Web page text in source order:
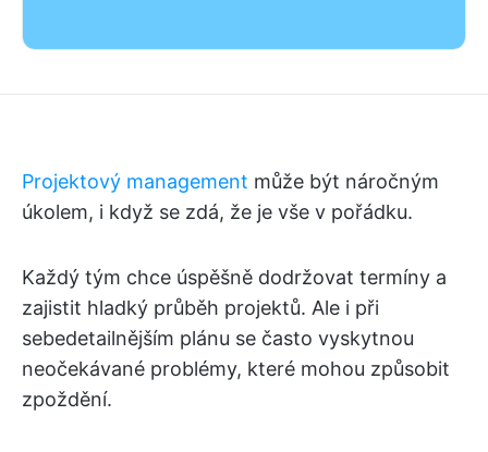
Projektový management může být náročným
úkolem, i když se zdá, že je vše v pořádku.
Každý tým chce úspěšně dodržovat termíny a
zajistit hladký průběh projektů. Ale i při
sebedetailnějším plánu se často vyskytnou
neočekávané problémy, které mohou způsobit
zpoždění.